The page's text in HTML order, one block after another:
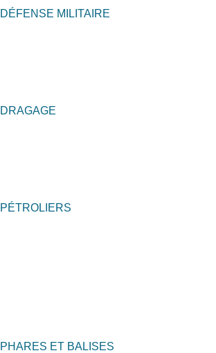
DÉFENSE MILITAIRE
DRAGAGE
PÉTROLIERS
PHARES ET BALISES